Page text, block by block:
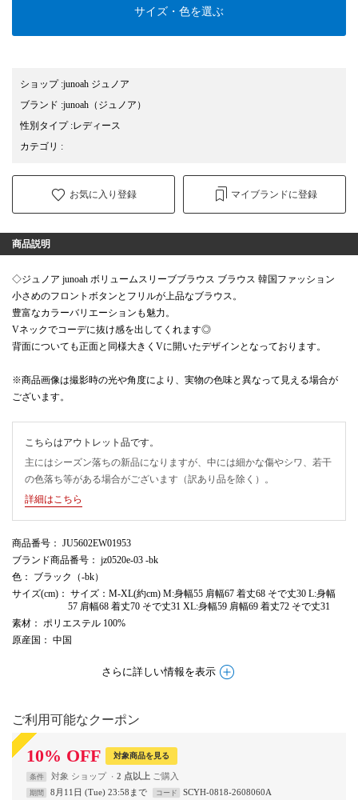
サイズ・色を選ぶ
ショップ:junoah ジュノア
ブランド :junoah （ジュノア）
性別タイプ:レディース
カテゴリ :
お気に入り登録 マイブランドに登録
商品説明
◇ジュノア junoah ボリュームスリーブブラウス ブラウス 韓国ファッション
小さめのフロントボタンとフリルが上品なブラウス。
豊富なカラーバリエーションも魅力。
Vネックでコーデに抜け感を出してくれます◎
背面についても正面と同様大きくVに開いたデザインとなっております。
※商品画像は撮影時の光や角度により、実物の色味と異なって見える場合が
ございます。
こちらはアウトレット品です。
主にはシーズン落ちの新品になりますが、中には細かな傷やシワ、若干
の色落ち等がある場合がございます（訳あり品を除く）。
詳細はこちら
商品番号 ： JU5602EW01953
ブランド商品番号 ： jz0520e-03 -bk
色 ： ブラック（-bk）
サイズ(cm) ： サイズ：M-XL(約cm) M:身幅55 肩幅67 着丈68 そで丈30 L:身幅
57 肩幅68 着丈70 そで丈31 XL:身幅59 肩幅69 着丈72 そで丈31
素材 ： ポリエステル 100%
原産国 ： 中国
さらに詳しい情報を表示
ご利用可能なクーポン
10% OFF 対象商品を見る
条件 対象 ショップ 2 点以上
期間 8月11日 (Tue) 23:58まで コード
SCYH-0818-2608060A